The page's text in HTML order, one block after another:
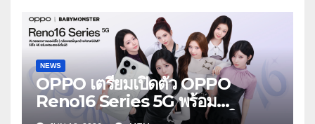
NEWS
OPPO เตรียมเปิดตัว OPPO
Reno16 Series 5G พร้อม
ประกาศ BABYMONSTER ใน